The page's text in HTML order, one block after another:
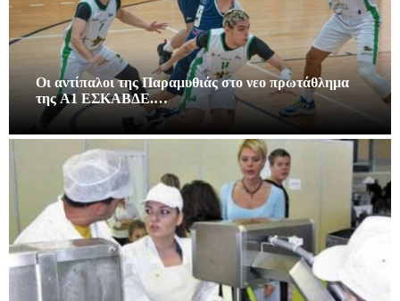
Οι αντίπαλοι της Παραμυθιάς στο νεο πρωτάθλημα
της A1 ΕΣΚΑΒΔΕ.…